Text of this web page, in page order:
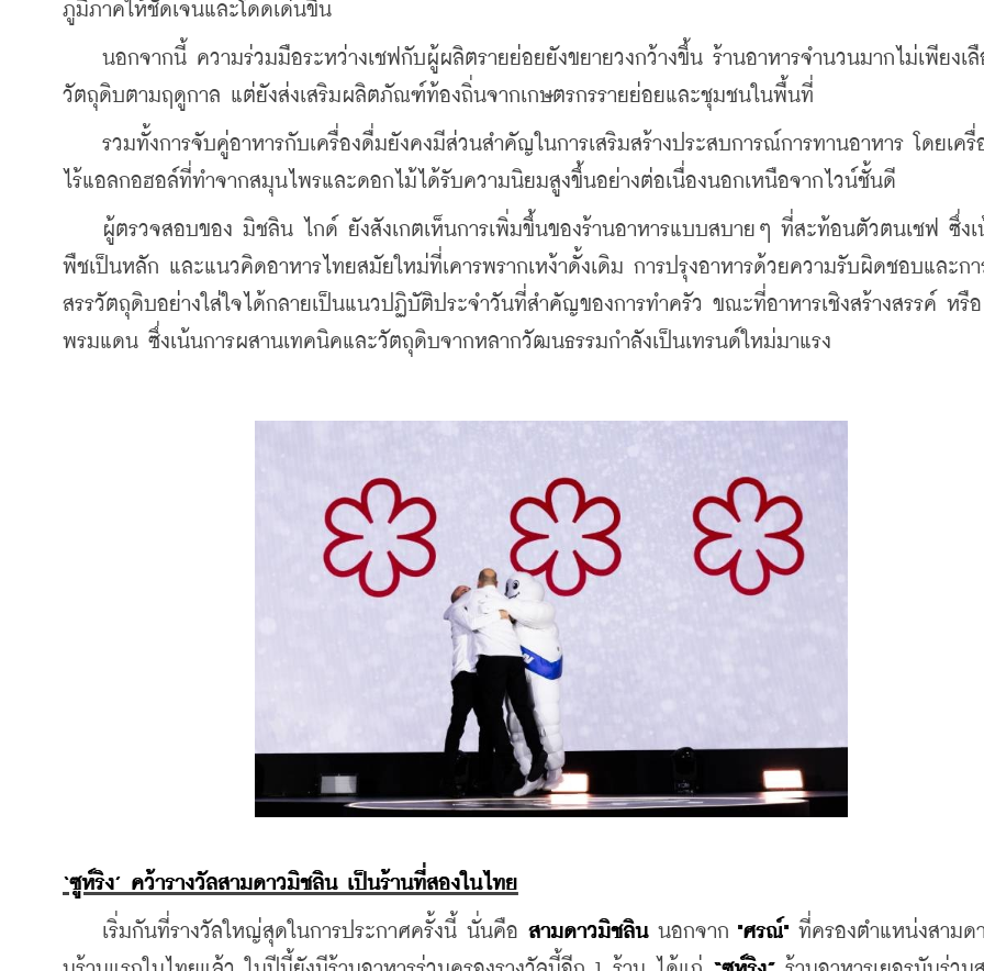
ภูมิภาคให้ชัดเจนและโดดเด่นขึ้น
นอกจากนี้ ความร่วมมือระหว่างเชฟกับผู้ผลิตรายย่อยยังขยายวงกว้างขึ้น ร้านอาหารจำนวนมากไม่เพียงเลื
วัตถุดิบตามฤดูกาล แต่ยังส่งเสริมผลิตภัณฑ์ท้องถิ่นจากเกษตรกรรายย่อยและชุมชนในพื้นที่
รวมทั้งการจับคู่อาหารกับเครื่องดื่มยังคงมีส่วนสำคัญในการเสริมสร้างประสบการณ์การทานอาหาร โดยเครื่
ไร้แอลกอฮอล์ที่ทำจากสมุนไพรและดอกไม้ได้รับความนิยมสูงขึ้นอย่างต่อเนื่องนอกเหนือจากไวน์ชั้นดี
ผู้ตรวจสอบของ มิชลิน ไกด์ ยังสังเกตเห็นการเพิ่มขึ้นของร้านอาหารแบบสบายๆ ที่สะท้อนตัวตนเชฟ ซึ่งเ
พืชเป็นหลัก และแนวคิดอาหารไทยสมัยใหม่ที่เคารพรากเหง้าดั้งเดิม การปรุงอาหารด้วยความรับผิดชอบและก
สรรวัตถุดิบอย่างใส่ใจได้กลายเป็นแนวปฏิบัติประจำวันที่สำคัญของการทำครัว ขณะที่อาหารเชิงสร้างสรรค์ หรื
พรมแดน ซึ่งเน้นการผสานเทคนิคและวัตถุดิบจากหลากวัฒนธรรมกำลังเป็นเทรนด์ใหม่มาแรง
‘ซูห์ริง’ คว้ารางวัลสามดาวมิชลิน เป็นร้านที่สองในไทย
เริ่มกันที่รางวัลใหญ่สุดในการประกาศครั้งนี้ นั่นคือ สามดาวมิชลิน นอกจาก "ศรณ์" ที่ครองตำแหน่งสามด